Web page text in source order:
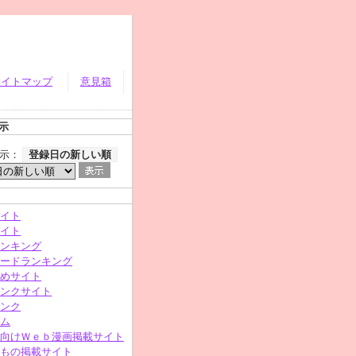
トマップ 意見箱
： 登録日の新しい順
ト
ト
キング
ドランキング
サイト
クサイト
ク
けＷｅｂ漫画掲載サイト
の掲載サイト